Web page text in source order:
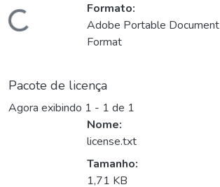
Carregando...
Formato:
Adobe Portable Document
Format
Pacote de licença
Agora exibindo 1 - 1 de 1
Nome:
license.txt
Tamanho:
1,71 KB